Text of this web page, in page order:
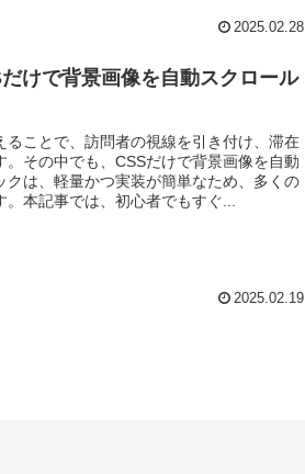
2025.02.28
だけで背景画像を自動スクロール
ることで、訪問者の視線を引き付け、滞在
。その中でも、CSSだけで背景画像を自動
クは、軽量かつ実装が簡単なため、多くの
本記事では、初心者でもすぐ...
2025.02.19